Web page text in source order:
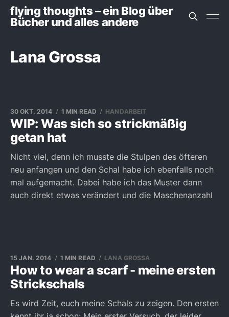
flying thoughts – ein Blog über
Bücher und alles andere
Lana Grossa
WIP: Was sich so strickmäßig
getan hat
30 OKT. 2014 1 MIN READ HANDARBEIT
Nicht viel, denn ich musste die Stulpen des öfteren
neu anfangen und den Schal habe ich ebenfalls noch
mal aufgemacht. Dabei habe ich das Muster dann
auch direkt etwas verändert und die Maschenanzahl
How to wear a scarf - meine ersten
Strickschals
15 JAN. 2014 1 MIN READ LANA GROSSA
Es wird Zeit, euch meine Schals zu zeigen. Den ersten